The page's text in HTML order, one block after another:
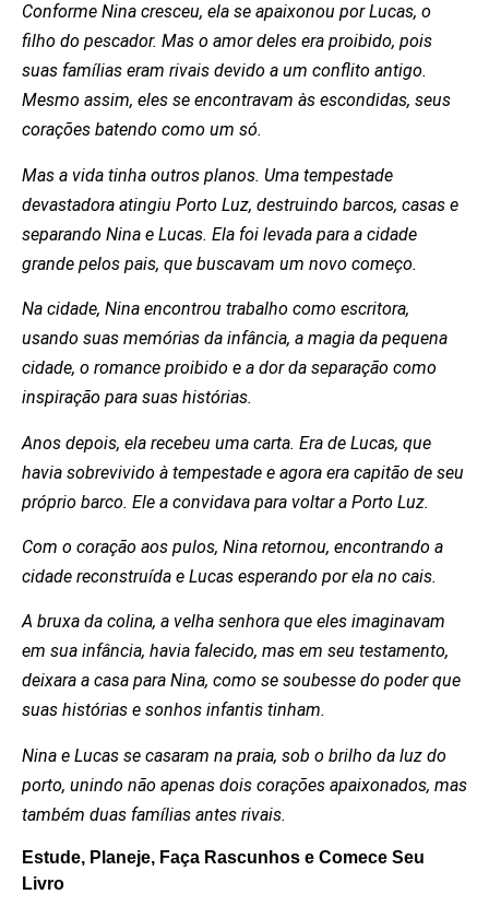
Conforme Nina cresceu, ela se apaixonou por Lucas, o
filho do pescador. Mas o amor deles era proibido, pois
suas famílias eram rivais devido a um conflito antigo.
Mesmo assim, eles se encontravam às escondidas, seus
corações batendo como um só.
Mas a vida tinha outros planos. Uma tempestade
devastadora atingiu Porto Luz, destruindo barcos, casas e
separando Nina e Lucas. Ela foi levada para a cidade
grande pelos pais, que buscavam um novo começo.
Na cidade, Nina encontrou trabalho como escritora,
usando suas memórias da infância, a magia da pequena
cidade, o romance proibido e a dor da separação como
inspiração para suas histórias.
Anos depois, ela recebeu uma carta. Era de Lucas, que
havia sobrevivido à tempestade e agora era capitão de seu
próprio barco. Ele a convidava para voltar a Porto Luz.
Com o coração aos pulos, Nina retornou, encontrando a
cidade reconstruída e Lucas esperando por ela no cais.
A bruxa da colina, a velha senhora que eles imaginavam
em sua infância, havia falecido, mas em seu testamento,
deixara a casa para Nina, como se soubesse do poder que
suas histórias e sonhos infantis tinham.
Nina e Lucas se casaram na praia, sob o brilho da luz do
porto, unindo não apenas dois corações apaixonados, mas
também duas famílias antes rivais.
Estude, Planeje, Faça Rascunhos e Comece Seu
Livro